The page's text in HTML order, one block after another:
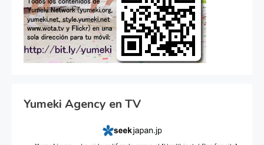
Yumeki Agency en TV